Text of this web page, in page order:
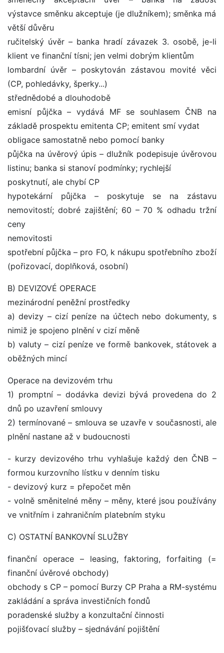
výstavce směnku akceptuje (je dlužníkem); směnka má
větší důvěru
ručitelský úvěr – banka hradí závazek 3. osobě, je-li
klient ve finanční tísni; jen velmi dobrým klientům
lombardní úvěr – poskytován zástavou movité věci
(CP, pohledávky, šperky...)
střednědobé a dlouhodobě
emisní půjčka – vydává MF se souhlasem ČNB na
základě prospektu emitenta CP; emitent smí vydat
obligace samostatně nebo pomocí banky
půjčka na úvěrový úpis – dlužník podepisuje úvěrovou
listinu; banka si stanoví podmínky; rychlejší
poskytnutí, ale chybí CP
hypotekární půjčka – poskytuje se na zástavu
nemovitostí; dobré zajištění; 60 – 70 % odhadu tržní
ceny
nemovitosti
spotřební půjčka – pro FO, k nákupu spotřebního zboží
(pořizovací, doplňková, osobní)
B) DEVIZOVÉ OPERACE
mezinárodní peněžní prostředky
a) devizy – cizí peníze na účtech nebo dokumenty, s
nimiž je spojeno plnění v cizí měně
b) valuty – cizí peníze ve formě bankovek, státovek a
oběžných mincí
Operace na devizovém trhu
1) promptní – dodávka devizi bývá provedena do 2
dnů po uzavření smlouvy
2) termínované – smlouva se uzavře v současnosti, ale
plnění nastane až v budoucnosti
- kurzy devizového trhu vyhlašuje každý den ČNB –
formou kurzovního lístku v denním tisku
- devizový kurz = přepočet měn
- volně směnitelné měny – měny, které jsou používány
ve vnitřním i zahraničním platebním styku
C) OSTATNÍ BANKOVNÍ SLUŽBY
finanční operace – leasing, faktoring, forfaiting (=
finanční úvěrové obchody)
obchody s CP – pomocí Burzy CP Praha a RM-systému
zakládání a správa investičních fondů
poradenské služby a konzultační činnosti
pojišťovací služby – sjednávání pojištění